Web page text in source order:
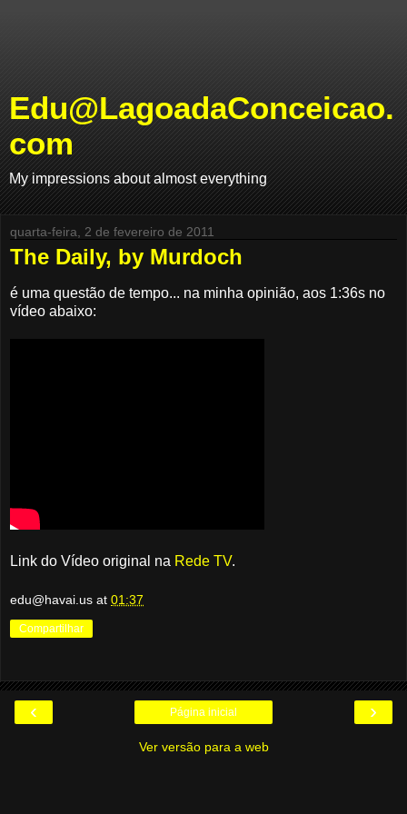
Edu@LagoadaConceicao.
com
My impressions about almost everything
quarta-feira, 2 de fevereiro de 2011
The Daily, by Murdoch
é uma questão de tempo... na minha opinião, aos 1:36s no
vídeo abaixo:
Link do Vídeo original na Rede TV.
edu@havai.us at 01:37
Compartilhar
‹ ›
Página inicial
Ver versão para a web